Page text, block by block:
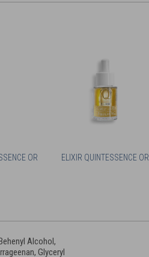
OR ELIXIR QUINTESSENCE OR
Alcohol,
Glyceryl